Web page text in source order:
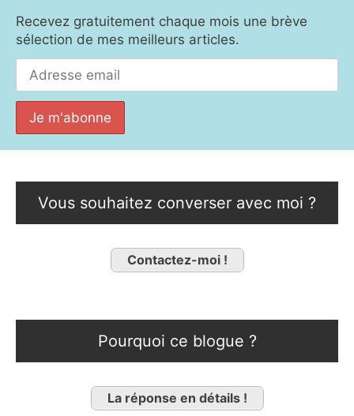
Recevez gratuitement chaque mois une brève
sélection de mes meilleurs articles.
Vous souhaitez converser avec moi ?
Contactez-moi !
Pourquoi ce blogue ?
La réponse en détails !